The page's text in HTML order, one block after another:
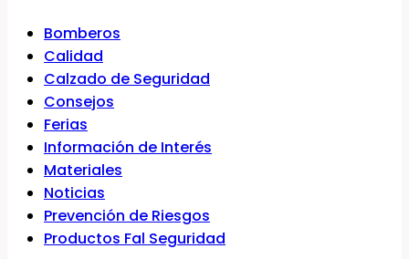
Bomberos
Calidad
Calzado de Seguridad
Consejos
Ferias
Información de Interés
Materiales
Noticias
Prevención de Riesgos
Productos Fal Seguridad